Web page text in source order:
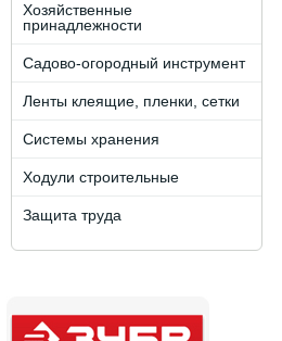
Хозяйственные
принадлежности
Садово-огородный инструмент
Ленты клеящие, пленки, сетки
Системы хранения
Ходули строительные
Защита труда